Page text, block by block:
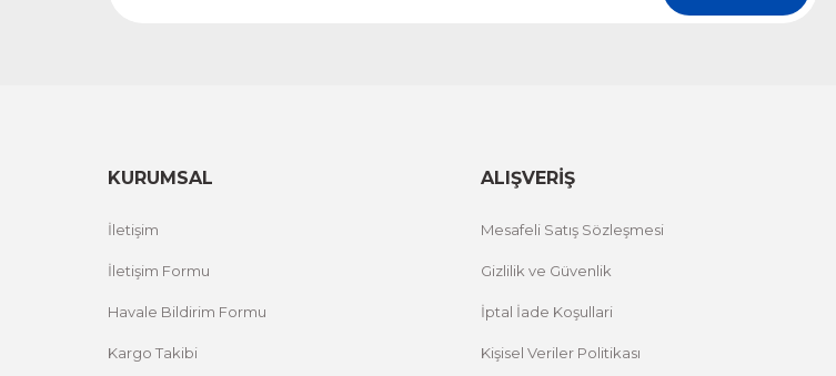
KURUMSAL
İletişim
İletişim Formu
Havale Bildirim Formu
Kargo Takibi
ALIŞVERİŞ
Mesafeli Satış Sözleşmesi
Gizlilik ve Güvenlik
İptal İade Koşullari
Kişisel Veriler Politikası